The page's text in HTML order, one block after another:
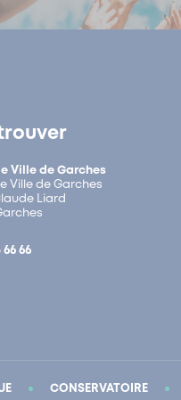
Ville de Garches
Ville de Garches
Liard
66 66
CONSERVATOIRE